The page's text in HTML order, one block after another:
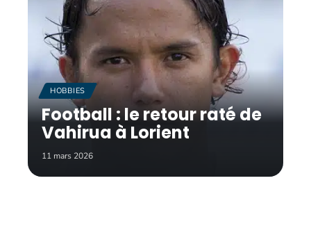
HOBBIES
Football : le retour raté de
Vahirua à Lorient
11 mars 2026